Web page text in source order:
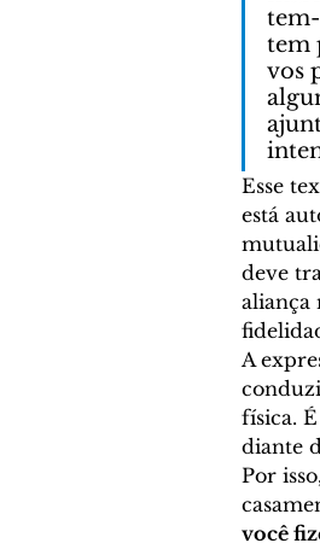
tem
vos
Esse
está
deve
aliança
A
física.
diante
Por
você